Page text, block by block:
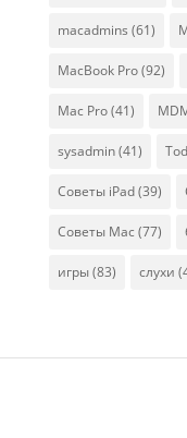
macadmins (61)
MacBook Pro(92)
Mac Pro(41)
sysadmin(41)
Советы iPad(39)
Советы Mac (77)
игры(83) слухи